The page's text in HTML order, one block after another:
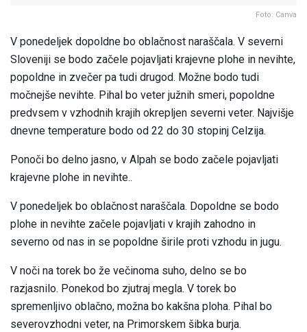
Foto: Canva
V ponedeljek dopoldne bo oblačnost naraščala. V severni
Sloveniji se bodo začele pojavljati krajevne plohe in nevihte,
popoldne in zvečer pa tudi drugod. Možne bodo tudi
močnejše nevihte. Pihal bo veter južnih smeri, popoldne
predvsem v vzhodnih krajih okrepljen severni veter. Najvišje
dnevne temperature bodo od 22 do 30 stopinj Celzija.
Ponoči bo delno jasno, v Alpah se bodo začele pojavljati
krajevne plohe in nevihte..
V ponedeljek bo oblačnost naraščala. Dopoldne se bodo
plohe in nevihte začele pojavljati v krajih zahodno in
severno od nas in se popoldne širile proti vzhodu in jugu.
V noči na torek bo že večinoma suho, delno se bo
razjasnilo. Ponekod bo zjutraj megla. V torek bo
spremenljivo oblačno, možna bo kakšna ploha. Pihal bo
severovzhodni veter, na Primorskem šibka burja.